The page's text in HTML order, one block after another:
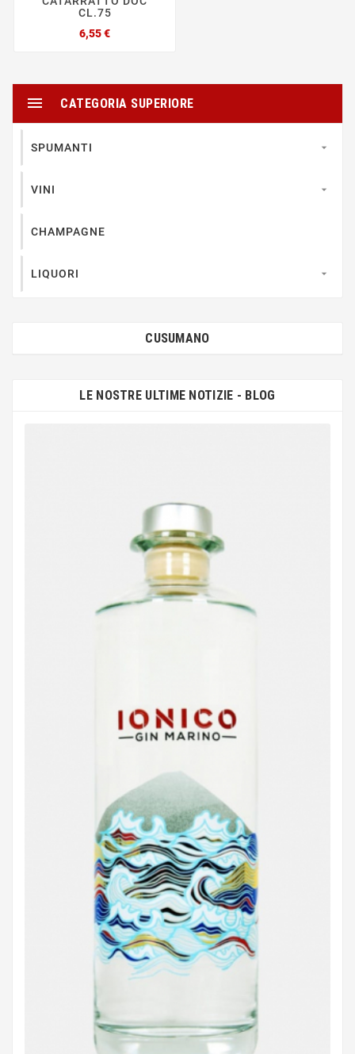
CL.75
6,55 €Prezzo
CATEGORIA SUPERIORE

SPUMANTI 
VINI 
CHAMPAGNE
LIQUORI 
CUSUMANO
LE NOSTRE ULTIME NOTIZIE - BLOG